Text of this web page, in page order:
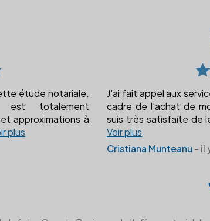
étude notariale.
est totalement
approximations à
plus
J'ai fait appel aux
cadre de l'achat de
suis très satisfaite de
Voir plus
Cristiana Munteanu - il